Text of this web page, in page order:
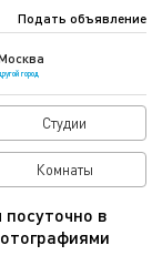
город
Подать объявление
Студии
Комнаты
в